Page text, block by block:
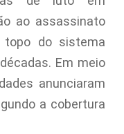
ao assassinato
do sistema
Em meio
anunciaram
a cobertura